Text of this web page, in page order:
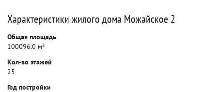
Характеристики жилого дома Можайское 2
Общая площадь
100096.0 м²
Кол-во этажей
25
Год постройки